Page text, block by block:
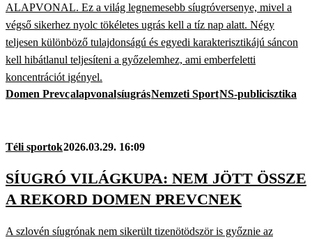
ALAPVONAL. Ez a világ legnemesebb síugróversenye, mivel a
végső sikerhez nyolc tökéletes ugrás kell a tíz nap alatt. Négy
teljesen különböző tulajdonságú és egyedi karakterisztikájú sáncon
kell hibátlanul teljesíteni a győzelemhez, ami emberfeletti
koncentrációt igényel.
Domen PrevcalapvonalsíugrásNemzeti SportNS-publicisztika
Téli sportok2026.03.29. 16:09
SÍUGRÓ VILÁGKUPA: NEM JÖTT ÖSSZE
A REKORD DOMEN PREVCNEK
A szlovén síugrónak nem sikerült tizenötödször is győznie az